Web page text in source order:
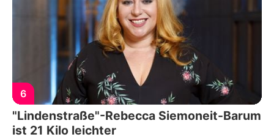
6
"Lindenstraße"-Rebecca Siemoneit-Barum
ist 21 Kilo leichter